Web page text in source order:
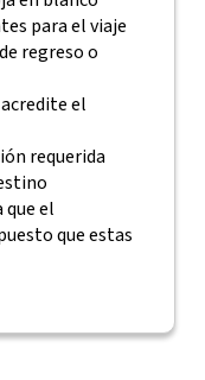
para el viaje
regreso o
el
requerida
el
que estas